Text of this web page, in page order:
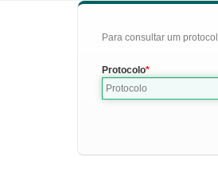
Para consultar um
Protocolo